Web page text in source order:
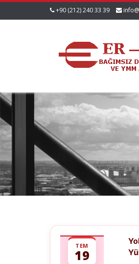
+90 (212) 240 33 39
TEM
19